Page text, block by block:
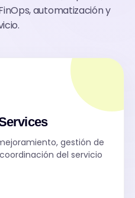
automatización y
gestión de
del servicio